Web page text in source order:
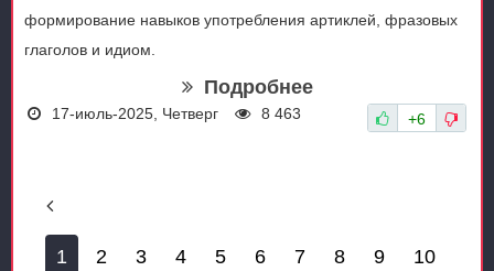
формирование навыков употребления артиклей, фразовых
глаголов и идиом.
Подробнее
17-июль-2025, Четверг 8 463 +6
1 2 3 4 5 6 7 8 9 10